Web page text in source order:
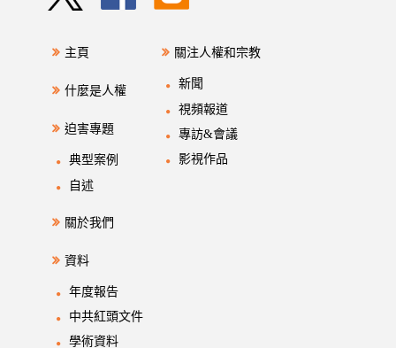
主頁
什麼是人權
迫害專題
典型案例
自述
關注人權和宗教
新聞
視頻報道
專訪&會議
影視作品
關於我們
資料
年度報告
中共紅頭文件
學術資料